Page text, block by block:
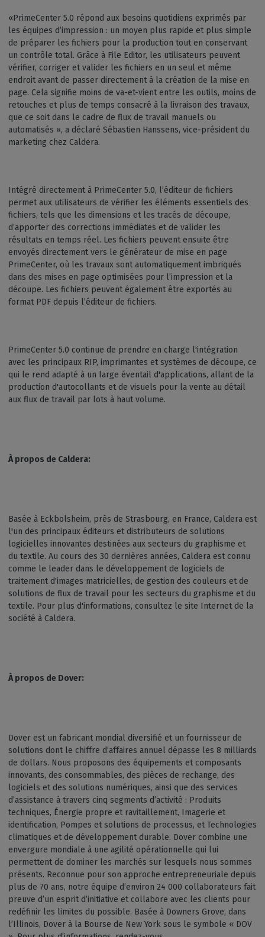
«PrimeCenter 5.0 répond aux besoins quotidiens exprimés par
les équipes d’impression : un moyen plus rapide et plus simple
de préparer les fichiers pour la production tout en conservant
un contrôle total. Grâce à File Editor, les utilisateurs peuvent
vérifier, corriger et valider les fichiers en un seul et même
endroit avant de passer directement à la création de la mise en
page. Cela signifie moins de va-et-vient entre les outils, moins de
retouches et plus de temps consacré à la livraison des travaux,
que ce soit dans le cadre de flux de travail manuels ou
automatisés », a déclaré Sébastien Hanssens, vice-président du
marketing chez Caldera.
Intégré directement à PrimeCenter 5.0, l’éditeur de fichiers
permet aux utilisateurs de vérifier les éléments essentiels des
fichiers, tels que les dimensions et les tracés de découpe,
d’apporter des corrections immédiates et de valider les
résultats en temps réel. Les fichiers peuvent ensuite être
envoyés directement vers le générateur de mise en page
PrimeCenter, où les travaux sont automatiquement imbriqués
dans des mises en page optimisées pour l’impression et la
découpe. Les fichiers peuvent également être exportés au
format PDF depuis l’éditeur de fichiers.
PrimeCenter 5.0 continue de prendre en charge l'intégration
avec les principaux RIP, imprimantes et systèmes de découpe, ce
qui le rend adapté à un large éventail d'applications, allant de la
production d'autocollants et de visuels pour la vente au détail
aux flux de travail par lots à haut volume.
À propos de Caldera:
Basée à Eckbolsheim, près de Strasbourg, en France, Caldera est
l'un des principaux éditeurs et distributeurs de solutions
logicielles innovantes destinées aux secteurs du graphisme et
du textile. Au cours des 30 dernières années, Caldera est connu
comme le leader dans le développement de logiciels de
traitement d'images matricielles, de gestion des couleurs et de
solutions de flux de travail pour les secteurs du graphisme et du
textile. Pour plus d'informations, consultez le site Internet de la
société à Caldera.
À propos de Dover:
Dover est un fabricant mondial diversifié et un fournisseur de
solutions dont le chiffre d’affaires annuel dépasse les 8 milliards
de dollars. Nous proposons des équipements et composants
innovants, des consommables, des pièces de rechange, des
logiciels et des solutions numériques, ainsi que des services
d’assistance à travers cinq segments d’activité : Produits
techniques, Énergie propre et ravitaillement, Imagerie et
identification, Pompes et solutions de processus, et Technologies
climatiques et de développement durable. Dover combine une
envergure mondiale à une agilité opérationnelle qui lui
permettent de dominer les marchés sur lesquels nous sommes
présents. Reconnue pour son approche entrepreneuriale depuis
plus de 70 ans, notre équipe d’environ 24 000 collaborateurs fait
preuve d’un esprit d’initiative et collabore avec les clients pour
redéfinir les limites du possible. Basée à Downers Grove, dans
l’Illinois, Dover à la Bourse de New York sous le symbole « DOV